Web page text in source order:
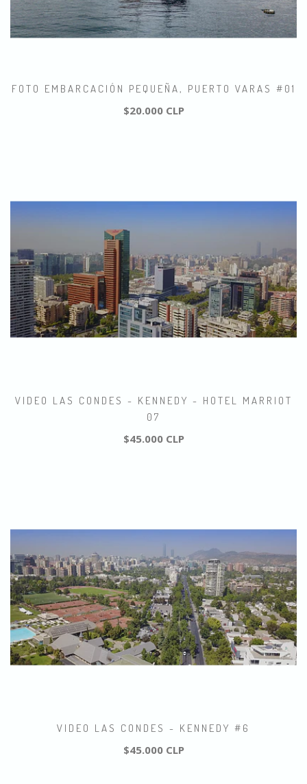
FOTO EMBARCACIÓN PEQUEÑA, PUERTO VARAS #01
$20.000 CLP
VIDEO LAS CONDES - KENNEDY - HOTEL MARRIOT
07
$45.000 CLP
VIDEO LAS CONDES - KENNEDY #6
$45.000 CLP